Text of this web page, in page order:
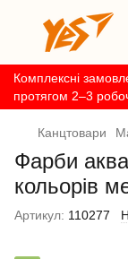
Комплексні
протягом 2–3
Канцтовари
Фарби
кольорів
Артикул: 110277